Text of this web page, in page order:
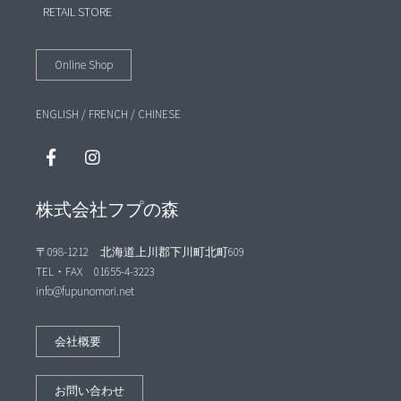
RETAIL STORE
Online Shop
ENGLISH / FRENCH / CHINESE
株式会社フプの森
〒098-1212 北海道上川郡下川町北町609
TEL・FAX 01655-4-3223
info@fupunomori.net
会社概要
お問い合わせ